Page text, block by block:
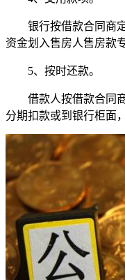
银行按借款合同商定
资金划入售房人售房款
5、按时还款。
借款人按借款合同商
分期扣款或到银行柜面